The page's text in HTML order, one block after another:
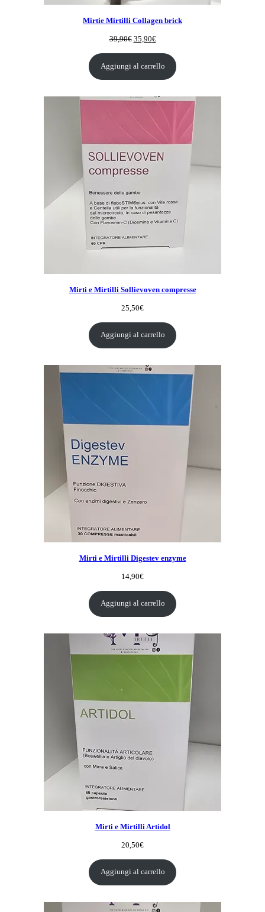
Mirtie Mirtilli Collagen brick
39,90€ Il
prezzo
originale
era:
35,90€Il
prezzo
attuale
è:
Aggiungi al carrello
Mirti e Mirtilli Sollievoven compresse
25,50€
Aggiungi al carrello
Mirti e Mirtilli Digestev enzyme
14,90€
Aggiungi al carrello
Mirti e Mirtilli Artidol
20,50€
Aggiungi al carrello